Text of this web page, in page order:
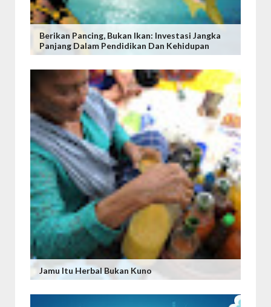
Berikan Pancing, Bukan Ikan: Investasi Jangka
Panjang Dalam Pendidikan Dan Kehidupan
Jamu Itu Herbal Bukan Kuno